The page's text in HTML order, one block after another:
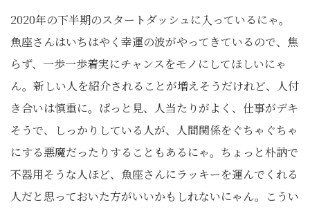
2020年の下半期のスタートダッシュに入っているにゃ。
魚座さんはいちはやく幸運の波がやってきているので、焦
らず、一歩一歩着実にチャンスをモノにしてほしいにゃ
ん。新しい人を紹介されることが増えそうだけれど、人付
き合いは慎重に。ぱっと見、人当たりがよく、仕事がデキ
そうで、しっかりしている人が、人間関係をぐちゃぐちゃ
にする悪魔だったりすることもあるにゃ。ちょっと朴訥で
不器用そうな人ほど、魚座さんにラッキーを運んでくれる
人だと思っておいた方がいいかもしれないにゃん。こうい